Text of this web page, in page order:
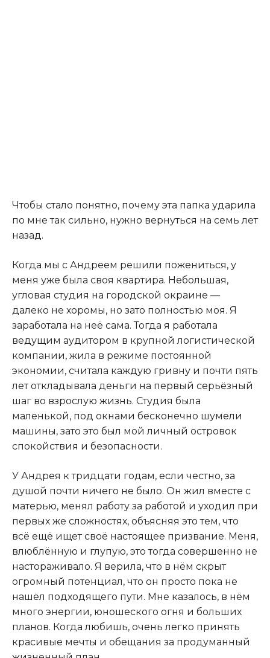
Чтобы стало понятно, почему эта папка ударила
по мне так сильно, нужно вернуться на семь лет
назад.
Когда мы с Андреем решили пожениться, у
меня уже была своя квартира. Небольшая,
угловая студия на городской окраине —
далеко не хоромы, но зато полностью моя. Я
заработала на неё сама. Тогда я работала
ведущим аудитором в крупной логистической
компании, жила в режиме постоянной
экономии, считала каждую гривну и почти пять
лет откладывала деньги на первый серьёзный
шаг во взрослую жизнь. Студия была
маленькой, под окнами бесконечно шумели
машины, зато это был мой личный островок
спокойствия и безопасности.
У Андрея к тридцати годам, если честно, за
душой почти ничего не было. Он жил вместе с
матерью, менял работу за работой и уходил при
первых же сложностях, объясняя это тем, что
всё ещё ищет своё настоящее призвание. Меня,
влюблённую и глупую, это тогда совершенно не
настораживало. Я верила, что в нём скрыт
огромный потенциал, что он просто пока не
нашёл подходящего пути. Мне казалось, в нём
много энергии, юношеского огня и больших
планов. Когда любишь, очень легко принять
красивые мечты и обещания за продуманный